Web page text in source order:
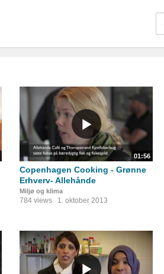
01:56
Copenhagen Cooking - Grønne
Erhverv- Allehånde
Miljø og klima
784 views 1. oktober 2013